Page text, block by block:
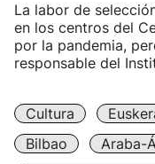
La labor de
en los centros del
por la pandemia,
responsable del
Cultura
Bilbao
Araba-